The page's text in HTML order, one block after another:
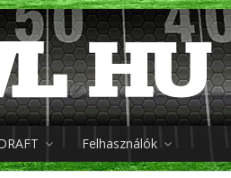
Felhasználók